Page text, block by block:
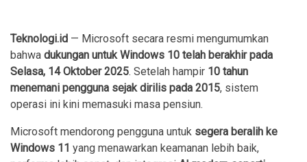
Teknologi.id — Microsoft secara resmi mengumumkan
bahwa dukungan untuk Windows 10 telah berakhir pada
Selasa, 14 Oktober 2025. Setelah hampir 10 tahun
menemani pengguna sejak dirilis pada 2015, sistem
operasi ini kini memasuki masa pensiun.
Microsoft mendorong pengguna untuk segera beralih ke
Windows 11 yang menawarkan keamanan lebih baik,